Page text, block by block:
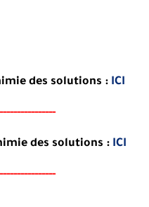
des solutions : ICI
-----
des solutions : ICI
-----